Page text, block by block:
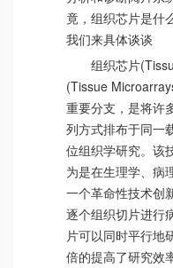
竟，组织芯片是什
我们来具体谈谈
组织芯片
(Tissue
重要分支，是将许
列方式排布于同一
位组织学研究。该
为是在生理学、病
一个革命性技术创
逐个组织切片进行
片可以同时平行地
倍的提高了研究效